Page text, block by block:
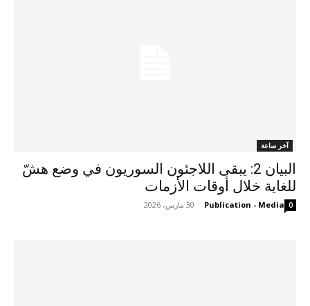
آخر ساعة
البيان 2: يبقى اللاجئون السوريون في وضع هشّ
للغاية خلال أوقات الأزمات
Publication - Media
- 30 مارس، 2026 0